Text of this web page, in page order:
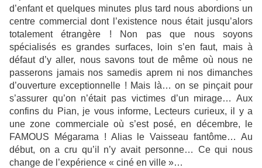
d’enfant et quelques minutes plus tard nous abordions un
centre commercial dont l’existence nous était jusqu’alors
totalement étrangère ! Non pas que nous soyons
spécialisés es grandes surfaces, loin s’en faut, mais à
défaut d’y aller, nous savons tout de même où nous ne
passerons jamais nos samedis aprem ni nos dimanches
d’ouverture exceptionnelle ! Mais là… on se pinçait pour
s’assurer qu’on n’était pas victimes d’un mirage… Aux
confins du Pian, je vous informe, Lecteurs curieux, il y a
une zone commerciale où s’est posé, en décembre, le
FAMOUS Mégarama ! Alias le Vaisseau fantôme… Au
début, on a cru qu’il n’y avait personne… Ce qui nous
change de l’expérience « ciné en ville »…